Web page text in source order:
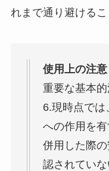
れまで通り避けるこ
使用上の注意
重要な基本
6.現時点では
への作用を
併用した際
認されてい